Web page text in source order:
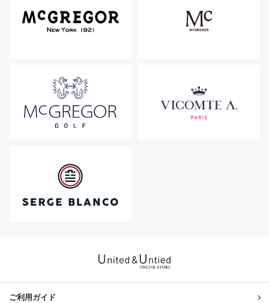
ご利用ガイド